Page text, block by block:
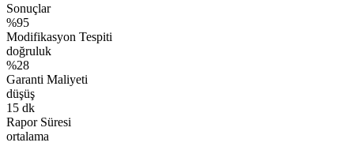
Sonuçlar
%95
Modifikasyon Tespiti
doğruluk
%28
Garanti Maliyeti
düşüş
15 dk
Rapor Süresi
ortalama